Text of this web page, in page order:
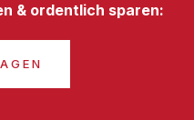
& ordentlich sparen: